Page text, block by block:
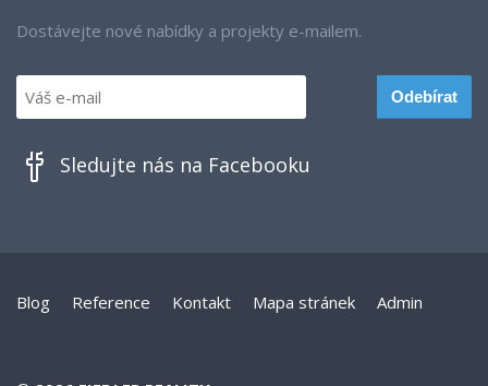
Dostávejte nové nabídky a projekty e-mailem.
Sledujte nás na Facebooku
Blog Reference Kontakt Mapa stránek Admin